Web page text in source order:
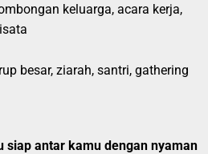
keluarga, acara kerja,
besar, ziarah, santri, gathering
siap antar kamu dengan nyaman